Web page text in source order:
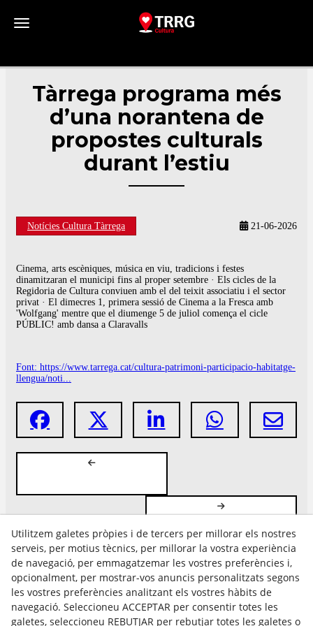
Toggle navigation
Tàrrega programa més
d’una norantena de
propostes culturals
durant l’estiu
Notícies Cultura Tàrrega 21-06-2026
Cinema, arts escèniques, música en viu, tradicions i festes
dinamitzaran el municipi fins al proper setembre · Els cicles de la
Regidoria de Cultura conviuen amb el del teixit associatiu i el sector
privat · El dimecres 1, primera sessió de Cinema a la Fresca amb
'Wolfgang' mentre que el diumenge 5 de juliol comença el cicle
PÚBLIC! amb dansa a Claravalls
Font: https://www.tarrega.cat/cultura-patrimoni-participacio-habitatge-
llengua/noti...
Avís Legal
Política Cookies
Utilitzem galetes pròpies i de tercers per millorar els nostres
serveis, per motius tècnics, per millorar la vostra experiència
de navegació, per emmagatzemar les vostres preferències i,
opcionalment, per mostrar-vos anuncis personalitzats segons
les vostres preferències analitzant els vostres hàbits de
navegació. Seleccioneu ACCEPTAR per consentir totes les
galetes, seleccioneu REBUTJAR per rebutjar totes les galetes o